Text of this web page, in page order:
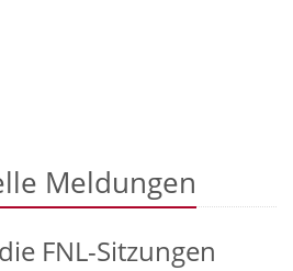
Meldungen
FNL-Sitzungen